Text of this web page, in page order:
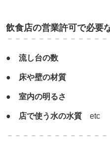
飲食店の営業許可で必要
－－－－－－－－－－－－
● 流し台の数
● 床や壁の材質
● 室内の明るさ
● 店で使う水の水質etc
－－－－－－－－－－－－